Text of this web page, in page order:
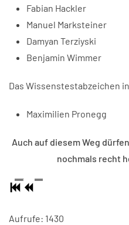
Fabian Hackler
Manuel Marksteiner
Damyan Terziyski
Benjamin Wimmer
Das Wissenstestabzeichen in
Maximilien Pronegg
Auch auf diesem Weg
nochmals recht
Aufrufe: 1430